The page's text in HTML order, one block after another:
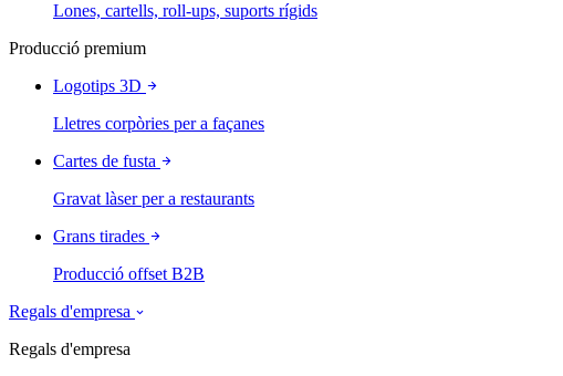
Lones, cartells, roll-ups, suports rígids
Producció premium
Logotips 3D
Lletres corpòries per a façanes
Cartes de fusta
Gravat làser per a restaurants
Grans tirades
Producció offset B2B
Regals d'empresa
Regals d'empresa